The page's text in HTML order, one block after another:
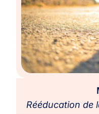
Rééducation de